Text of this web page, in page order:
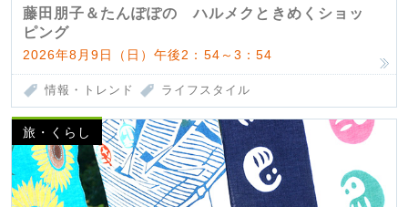
藤田朋子＆たんぽぽの ハルメクときめくショッ
ピング
2026年8月9日（日）午後2：54～3：54
情報・トレンド ライフスタイル
旅・くらし